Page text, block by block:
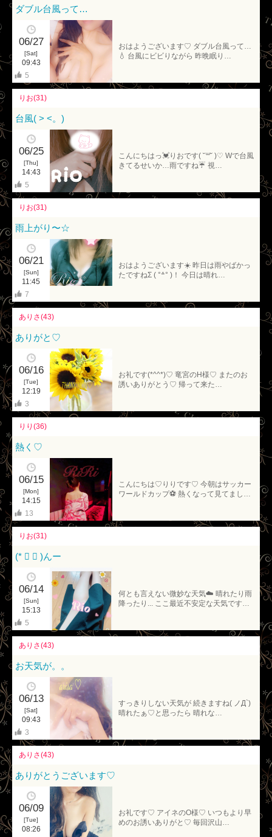
ダブル台風って…
06/27
[Sat]
09:43
5
おはようございます♡ ダブル台風って…
💧 台風にビビりながら 昨晩眠り…
りお(31)
台風( > <。)
06/25
[Thu]
14:43
5
こんにちはっ💓りおです( ˘꒳​˘ )♡ Wで台風
きてるせいか…雨ですね☔️ 視…
りお(31)
雨上がり〜☆
06/21
[Sun]
11:45
7
おはようございます☀️ 昨日は雨やばかっ
たですねΣ ( °꒫° )！ 今日は晴れ…
ありさ(43)
ありがと♡
06/16
[Tue]
12:19
3
お礼です(*^^*)♡ 竜宮のH様♡ またのお
誘いありがとう♡ 帰って来た…
りり(36)
熱く♡
06/15
[Mon]
14:15
13
こんにちは♡りりです♡ 今朝はサッカー
ワールドカップ⚽️ 熱くなって見てまし…
りお(31)
(* ॑ ॑ )んー
06/14
[Sun]
15:13
5
何とも言えない微妙な天気☁️ 晴れたり雨
降ったり... ここ最近不安定な天気です…
ありさ(43)
お天気が。。
06/13
[Sat]
09:43
3
すっきりしない天気が 続きますね( ノД`)
晴れたぁ♡と思ったら 晴れな…
ありさ(43)
ありがとうございます♡
06/09
[Tue]
08:26
お礼です♡ アイネのO様♡ いつもより早
めのお誘いありがと♡ 毎回沢山…